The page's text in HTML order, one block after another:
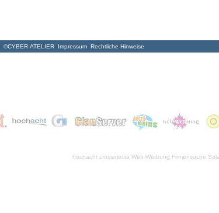
©CYBER-ATELIER Impressum Rechtliche Hinweise
hochacht crossmedia Web-Werbung Firmensuche